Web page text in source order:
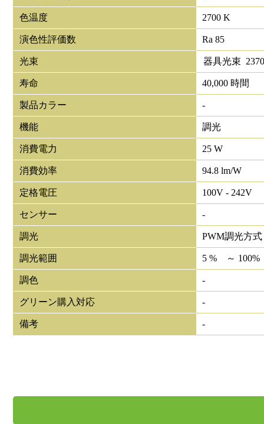
色温度 2700 K
演色性評価数 Ra 85
光束 器具光束
寿命 40,000 時間
製品カラー -
機能 調光
消費電力 25 W
消費効率 94.8 lm/W
定格電圧 100V - 242V
センサー -
調光 PWM調光方式
調光範囲 5 % ～ 100%
調色 -
グリーン購入対応 -
備考 -